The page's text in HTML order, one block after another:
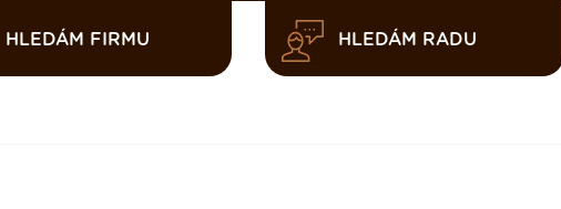
HLEDÁM FIRMU HLEDÁM RADU